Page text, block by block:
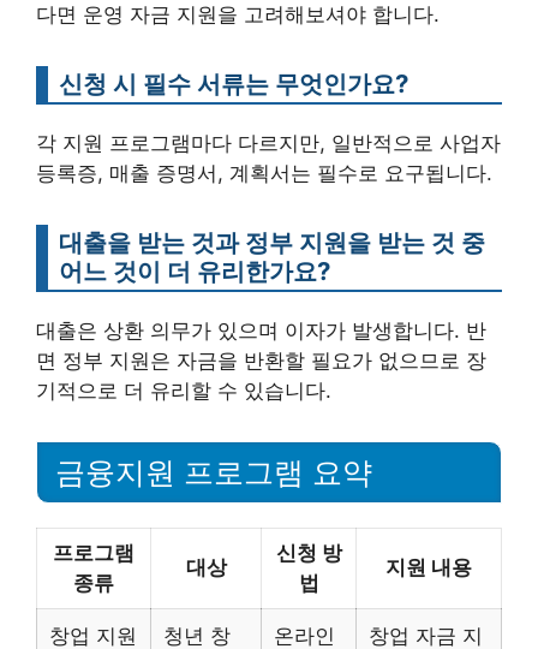
다면 운영 자금 지원을 고려해보셔야 합니다.
신청 시 필수 서류는 무엇인가요?
각 지원 프로그램마다 다르지만, 일반적으로 사업자
등록증, 매출 증명서, 계획서는 필수로 요구됩니다.
대출을 받는 것과 정부 지원을 받는 것 중
어느 것이 더 유리한가요?
대출은 상환 의무가 있으며 이자가 발생합니다. 반
면 정부 지원은 자금을 반환할 필요가 없으므로 장
기적으로 더 유리할 수 있습니다.
금융지원 프로그램 요약
프로그램
종류
대상
신청 방
법
지원 내용
창업 지원
청년 창
온라인
창업 자금 지